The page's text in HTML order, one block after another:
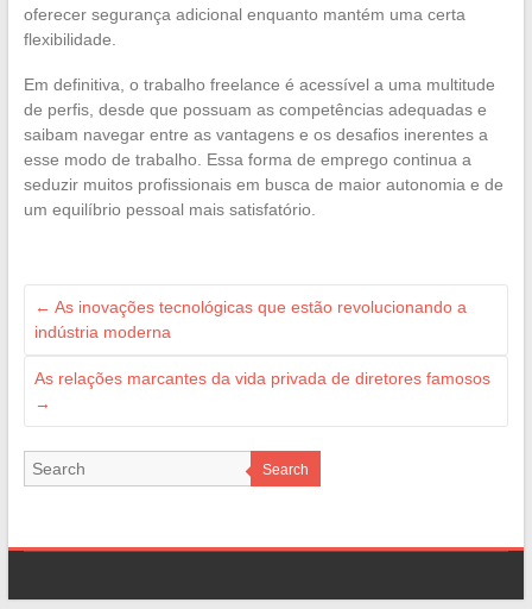
oferecer segurança adicional enquanto mantém uma certa
flexibilidade.
Em definitiva, o trabalho freelance é acessível a uma multitude
de perfis, desde que possuam as competências adequadas e
saibam navegar entre as vantagens e os desafios inerentes a
esse modo de trabalho. Essa forma de emprego continua a
seduzir muitos profissionais em busca de maior autonomia e de
um equilíbrio pessoal mais satisfatório.
← As inovações tecnológicas que estão revolucionando a
indústria moderna
As relações marcantes da vida privada de diretores famosos
→
Search